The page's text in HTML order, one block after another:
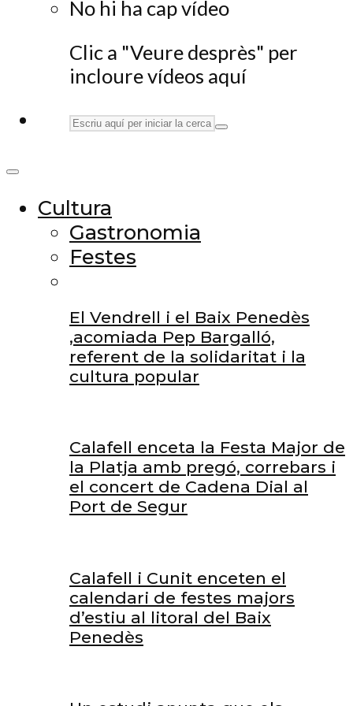
No hi ha cap vídeo
Clic a "Veure desprès" per
incloure vídeos aquí
Cultura
Gastronomia
Festes
El Vendrell i el Baix Penedès
,acomiada Pep Bargalló,
referent de la solidaritat i la
cultura popular
Calafell enceta la Festa Major de
la Platja amb pregó, correbars i
el concert de Cadena Dial al
Port de Segur
Calafell i Cunit enceten el
calendari de festes majors
d’estiu al litoral del Baix
Penedès